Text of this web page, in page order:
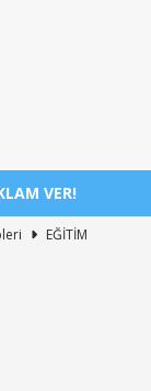
VER!
EĞITIM
Nedir?